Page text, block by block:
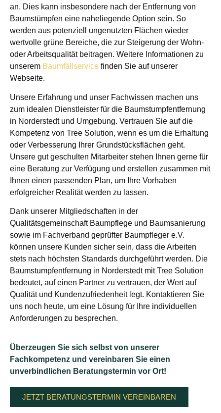
an. Dies kann insbesondere nach der Entfernung von
Baumstümpfen eine naheliegende Option sein. So
werden aus potenziell ungenutzten Flächen wieder
wertvolle grüne Bereiche, die zur Steigerung der Wohn-
oder Arbeitsqualität beitragen. Weitere Informationen zu
unserem Baumfällservice finden Sie auf unserer
Webseite.
Unsere Erfahrung und unser Fachwissen machen uns
zum idealen Dienstleister für die Baumstumpfentfernung
in Norderstedt und Umgebung. Vertrauen Sie auf die
Kompetenz von Tree Solution, wenn es um die Erhaltung
oder Verbesserung Ihrer Grundstücksflächen geht.
Unsere gut geschulten Mitarbeiter stehen Ihnen gerne für
eine Beratung zur Verfügung und erstellen zusammen mit
Ihnen einen passenden Plan, um Ihre Vorhaben
erfolgreicher Realität werden zu lassen.
Dank unserer Mitgliedschaften in der
Qualitätsgemeinschaft Baumpflege und Baumsanierung
sowie im Fachverband geprüfter Baumpfleger e.V.
können unsere Kunden sicher sein, dass die Arbeiten
stets nach höchsten Standards durchgeführt werden. Die
Baumstumpfentfernung in Norderstedt mit Tree Solution
bedeutet, auf einen Partner zu vertrauen, der Wert auf
Qualität und Kundenzufriedenheit legt. Kontaktieren Sie
uns noch heute, um eine Lösung für Ihre individuellen
Anforderungen zu besprechen.
Überzeugen Sie sich selbst von unserer
Fachkompetenz und vereinbaren Sie einen
unverbindlichen Beratungstermin vor Ort!
JETZT BERATUNGSTERMIN VEREINBAREN